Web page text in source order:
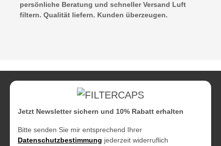
persönliche Beratung und schneller Versand Luft
filtern. Qualität liefern. Kunden überzeugen.
Jetzt Newsletter sichern und 10% Rabatt erhalten
Bitte senden Sie mir entsprechend Ihrer
Datenschutzbestimmung jederzeit widerruflich